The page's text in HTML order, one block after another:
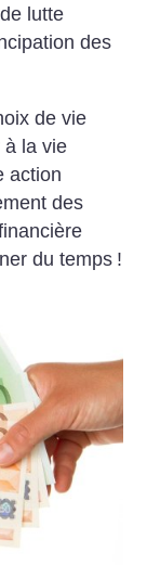
lutte
des
de vie
à la vie
action
des
du temps !